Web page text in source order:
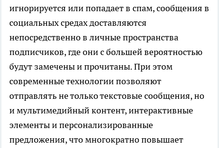
игнорируется или попадает в спам, сообщения в
социальных средах доставляются
непосредственно в личные пространства
подписчиков, где они с большей вероятностью
будут замечены и прочитаны. При этом
современные технологии позволяют
отправлять не только текстовые сообщения, но
и мультимедийный контент, интерактивные
элементы и персонализированные
предложения, что многократно повышает